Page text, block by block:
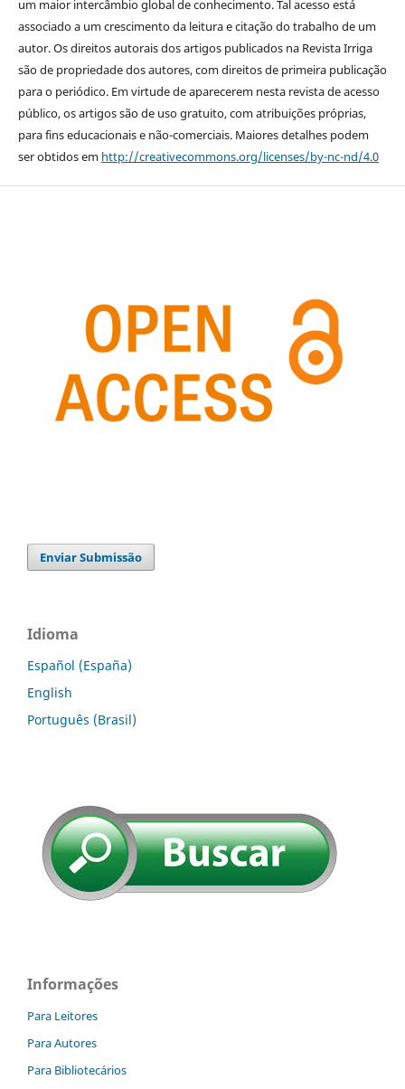
um maior intercâmbio global de conhecimento. Tal acesso está
associado a um crescimento da leitura e citação do trabalho de um
autor. Os direitos autorais dos artigos publicados na Revista Irriga
são de propriedade dos autores, com direitos de primeira publicação
para o periódico. Em virtude de aparecerem nesta revista de acesso
público, os artigos são de uso gratuito, com atribuições próprias,
para fins educacionais e não-comerciais. Maiores detalhes podem
ser obtidos em http://creativecommons.org/licenses/by-nc-nd/4.0
Enviar Submissão
Idioma
Español (España)
English
Português (Brasil)
Informações
Para Leitores
Para Autores
Para Bibliotecários